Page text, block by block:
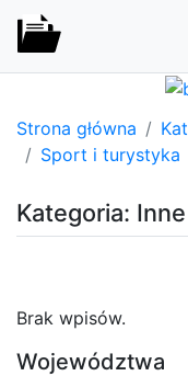
Strona główna
Sport i turystyka
Kategoria: Inne
Brak wpisów.
Województwa